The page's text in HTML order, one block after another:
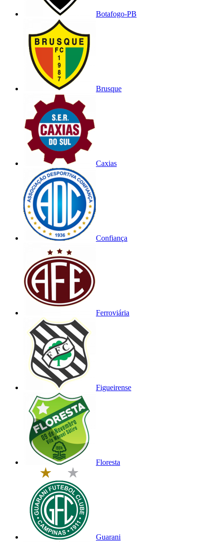
Botafogo-PB
Brusque
Caxias
Confiança
Ferroviária
Figueirense
Floresta
Guarani